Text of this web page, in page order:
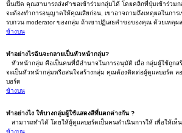
นั้นเปิด คุณสามารถส่งคำขอเข้าร่วมกลุ่มได้ โดยคลิกที่ปุ่มเข้าร่วม
จะต้องทำการอนุญาตให้คุณเสียก่อน, เขาอาจถามถึงเหตุผลในการ
รบกวน moderator ของกลุ่ม ถ้าเขาปฏิเสธคำขอของคุณ ด้วยเหตุผล
ข้างบน
ทำอย่างไรฉันจะกลายเป็นหัวหน้ากลุ่ม?
หัวหน้ากลุ่ม คือเป็นคนที่มีอำนาจในการอนุมัติ เมื่อ กลุ่มผู้ใช้ถูกส
จะเป็นหัวหน้ากลุ่มหรือสนใจสร้างกลุ่ม คุณต้องติดต่อผู้ดูแลบอร์ด ล
บอร์ด
ข้างบน
ทำอย่างไง ให้บางกลุ่มผู้ใช้แสดงสีที่แตกต่างกัน ?
สามารถทำได้ โดยให้ผู้ดูแลบอร์ดเป็นคนดำเนินการให้ เพื่อให้เห็
ข้างบน